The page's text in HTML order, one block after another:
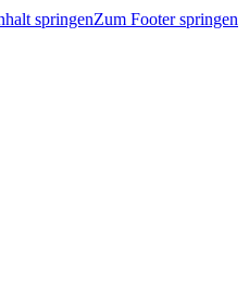
springenZum Footer springen